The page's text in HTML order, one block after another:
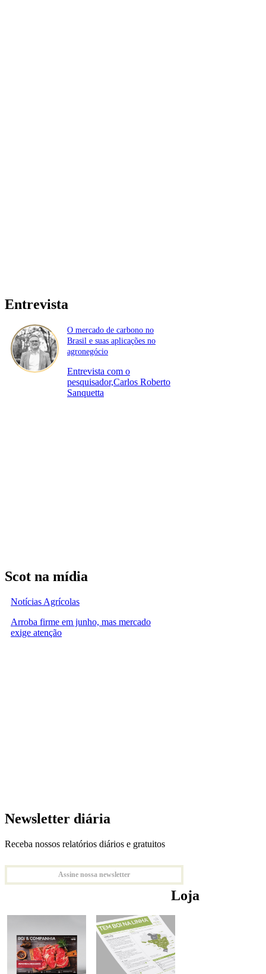
Entrevista
O mercado de carbono no
Brasil e suas aplicações no
agronegócio
Entrevista com o
pesquisador,Carlos Roberto
Sanquetta
Scot na mídia
Notícias Agrícolas
Arroba firme em junho, mas mercado
exige atenção
Newsletter diária
Receba nossos relatórios diários e gratuitos
Assine nossa newsletter
Loja